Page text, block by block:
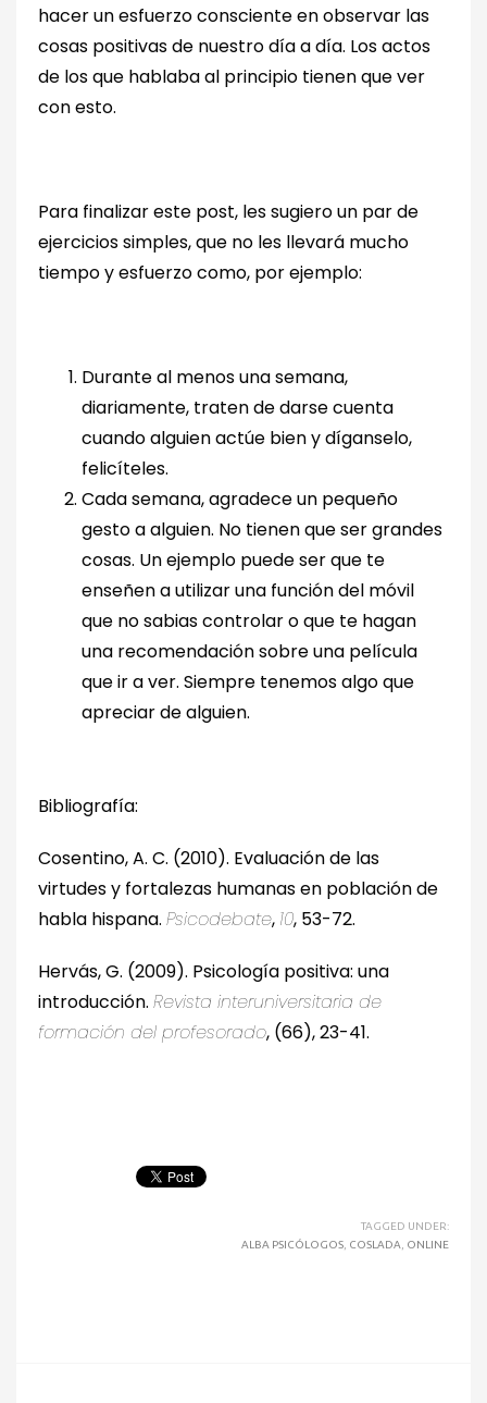
hacer un esfuerzo consciente en observar las
cosas positivas de nuestro día a día. Los actos
de los que hablaba al principio tienen que ver
con esto.
Para finalizar este post, les sugiero un par de
ejercicios simples, que no les llevará mucho
tiempo y esfuerzo como, por ejemplo:
Durante al menos una semana,
diariamente, traten de darse cuenta
cuando alguien actúe bien y díganselo,
felicíteles.
Cada semana, agradece un pequeño
gesto a alguien. No tienen que ser grandes
cosas. Un ejemplo puede ser que te
enseñen a utilizar una función del móvil
que no sabias controlar o que te hagan
una recomendación sobre una película
que ir a ver. Siempre tenemos algo que
apreciar de alguien.
Bibliografía:
Cosentino, A. C. (2010). Evaluación de las
virtudes y fortalezas humanas en población de
habla hispana. Psicodebate, 10, 53-72.
Hervás, G. (2009). Psicología positiva: una
introducción. Revista interuniversitaria de
formación del profesorado, (66), 23-41.
TAGGED UNDER:
ALBA PSICÓLOGOS, COSLADA, ONLINE